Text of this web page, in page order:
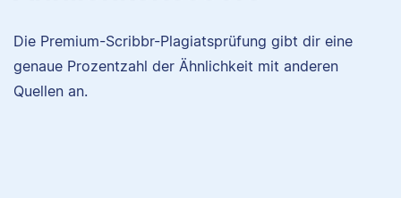
Die Premium-Scribbr-Plagiatsprüfung gibt dir eine
genaue Prozentzahl der Ähnlichkeit mit anderen
Quellen an.